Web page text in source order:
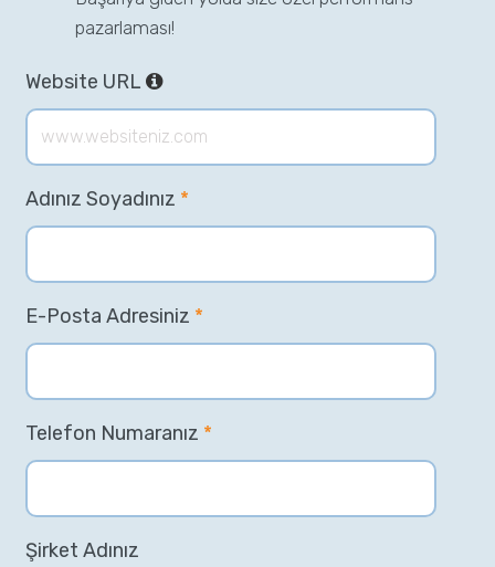
pazarlaması!
Website URL
Adınız Soyadınız *
E-Posta Adresiniz *
Telefon Numaranız *
Şirket Adınız